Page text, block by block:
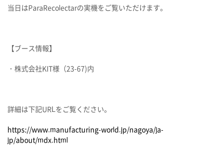
当日はParaRecolectarの実機をご覧いただけます。
【ブース情報】
・株式会社KIT様（23-67)内
詳細は下記URLをご覧ください。
https://www.manufacturing-world.jp/nagoya/ja-
jp/about/mdx.html